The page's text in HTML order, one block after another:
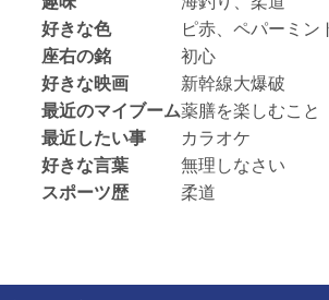
好きな色
ピ赤、ペパーミン
座右の銘
初心
好きな映画
新幹線大爆破
最近のマイブーム薬膳を楽しむこと
最近したい事
カラオケ
好きな言葉
無理しなさい
スポーツ歴
柔道